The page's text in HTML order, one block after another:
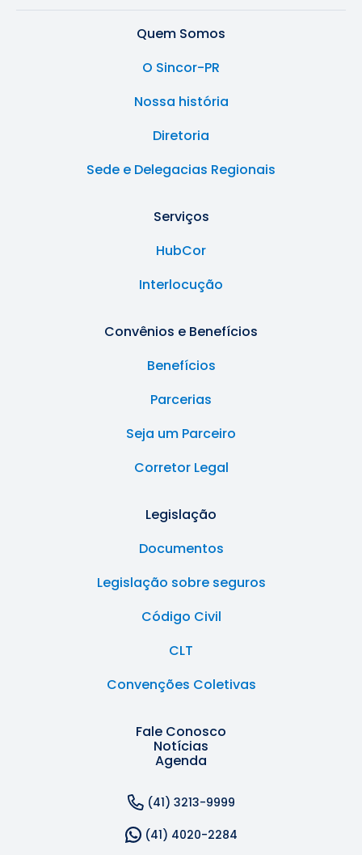
Quem Somos
O Sincor-PR
Nossa história
Diretoria
Sede e Delegacias Regionais
Serviços
HubCor
Interlocução
Convênios e Benefícios
Benefícios
Parcerias
Seja um Parceiro
Corretor Legal
Legislação
Documentos
Legislação sobre seguros
Código Civil
CLT
Convenções Coletivas
Fale Conosco
Notícias
Agenda
(41) 3213-9999
(41) 4020-2284